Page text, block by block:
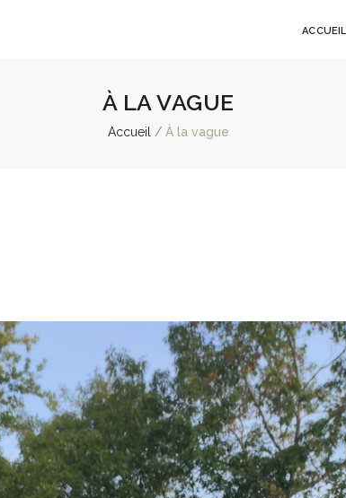
ACCUEIL
À LA VAGUE
Accueil À la vague